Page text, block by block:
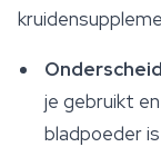
je gebruikt
bladpoeder